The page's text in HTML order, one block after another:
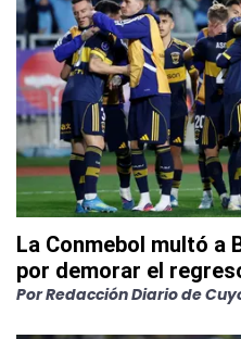
La Conmebol multó a
por demorar el
PorRedacción Diario de